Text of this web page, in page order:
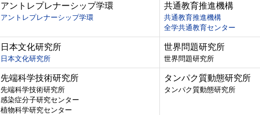
アントレプレナーシップ学環
アントレプレナーシップ学環
共通教育推進機構
共通教育推進機構
全学共通教育センター
日本文化研究所
日本文化研究所
世界問題研究所
世界問題研究所
先端科学技術研究所
先端科学技術研究所
感染症分子研究センター
植物科学研究センター
タンパク質動態研究所
タンパク質動態研究所